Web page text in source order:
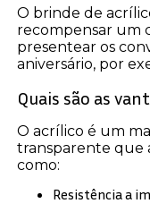
O brinde de
recompensar um
presentear os
aniversário, por
Quais são as
O acrílico é um
transparente que
como:
Resistência a